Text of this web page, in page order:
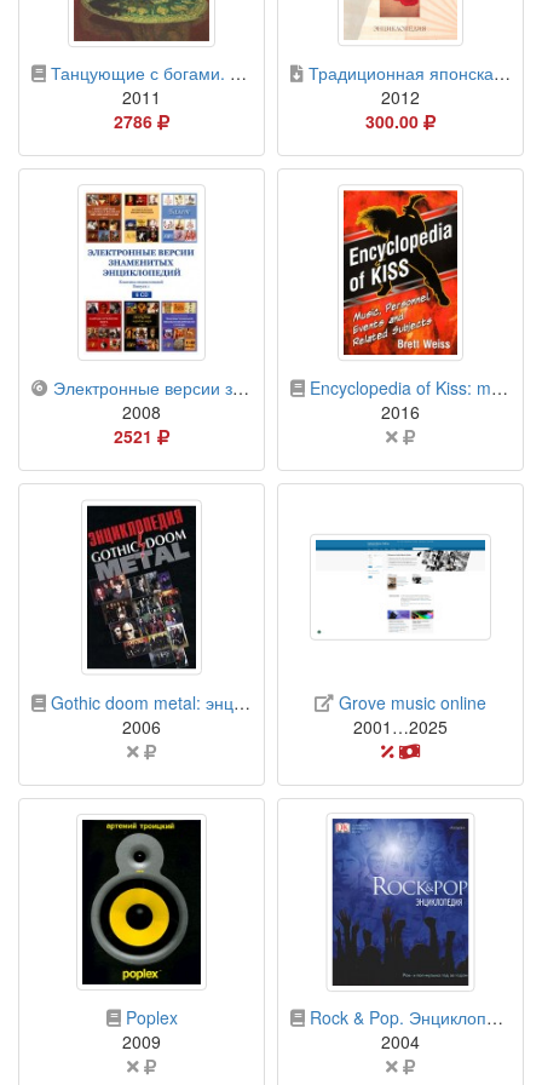
бумажная книга
Танцующие с богами. Индийская энциклопедия
2011
2786
Цена
российских
рублях
электронная книга
Традиционная японская музыка: энциклопедия
2012
300.00
Цена
российских
рублях
компакт-диск
Электронные версии знаменитых энциклопедий. Выпуск 1
2008
2521
Цена
российских
рублях
бумажная книга
Encyclopedia of Kiss: music, personnel, events and related subjects
2016
Цена
указана
бумажная книга
Gothic doom metal: энциклопедия
2006
Цена
указана
сайт
Grove music online
2001…2025
частично
доступ
бумажная книга
Poplex
2009
Цена
бумажная книга
Rock & Pop. Энциклопедия
2004
Цена